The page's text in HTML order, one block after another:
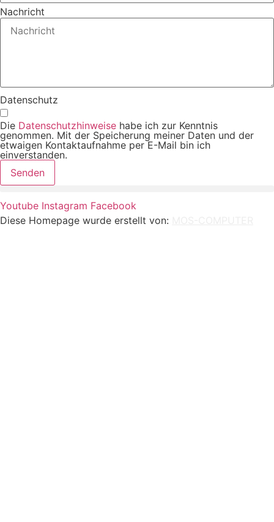
Nachricht
Datenschutz
Die Datenschutzhinweise habe ich zur Kenntnis
genommen. Mit der Speicherung meiner Daten und der
etwaigen Kontaktaufnahme per E-Mail bin ich
einverstanden.
Senden
Youtube Instagram Facebook
Diese Homepage wurde erstellt von: